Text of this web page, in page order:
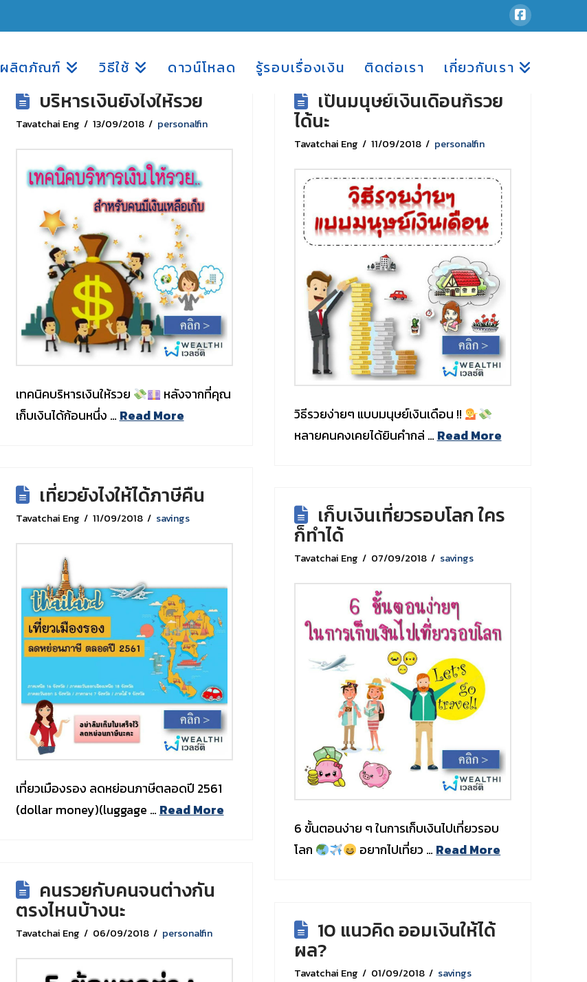
ผลิตภัณฑ์ วิธีใช้ ดาวน์โหลด รู้รอบเรื่องเงิน ติดต่อเรา เกี่ยวกับเรา
บริหารเงินยังไงให้รวย
Tavatchai Eng 13/09/2018 personalfin
เทคนิคบริหารเงินให้รวย
หลังจากที่คุณ
เก็บเงินได้ก้อนหนึ่ง …Read More
เป็นมนุษย์เงินเดือนก็รวย
ได้นะ
Tavatchai Eng 11/09/2018 personalfin
วิธีรวยง่ายๆ แบบมนุษย์เงินเดือน !!
หลายคนคงเคยได้ยินคำกล่ …Read More
เที่ยวยังไงให้ได้ภาษีคืน
Tavatchai Eng 11/09/2018 savings
เที่ยวเมืองรอง ลดหย่อนภาษีตลอดปี 2561
(dollar money)(luggage …Read More
เก็บเงินเที่ยวรอบโลก ใคร
ก็ทำได้
Tavatchai Eng 07/09/2018 savings
6 ขั้นตอนง่าย ๆ ในการเก็บเงินไปเที่ยวรอบ
โลก
อยากไปเที่ยว …Read More
คนรวยกับคนจนต่างกัน
ตรงไหนบ้างนะ
Tavatchai Eng 06/09/2018 personalfin 10 แนวคิด ออมเงินให้ได้
ผล?
Tavatchai Eng 01/09/2018 savings